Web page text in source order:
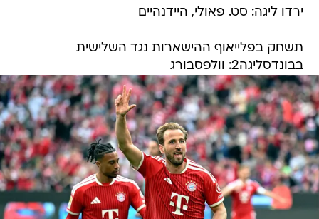
ירדו ליגה: סט. פאולי, היידנהיים
תשחק בפלייאוף ההישארות נגד השלישית
בבונדסליגה2: וולפסבורג